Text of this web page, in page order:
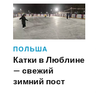
ПОЛЬША
Катки в Люблине
— свежий
зимний пост